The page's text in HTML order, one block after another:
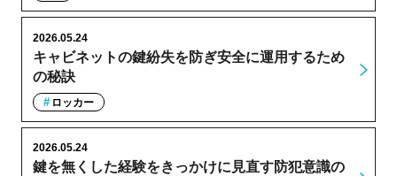
キャビネットの鍵紛失を防ぎ安全に運用するため
の秘訣
2026.05.24
ロッカー
鍵を無くした経験をきっかけに見直す防犯意識の
2026.05.24